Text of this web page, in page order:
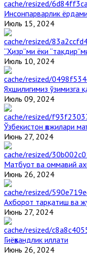
Инсонпарварлик
Июль 15, 2024
“Ҳизр”ми ёки
Июль 10, 2024
Яхшилигимиз ўзимизга
Июль 09, 2024
Ўзбекистон ҳожилари
Июнь 27, 2024
Матбуот ва оммавий
Июнь 26, 2024
Ахборот тарқатиш ва
Июнь 27, 2024
Гиёҳвандлик иллати
Июнь 26, 2024